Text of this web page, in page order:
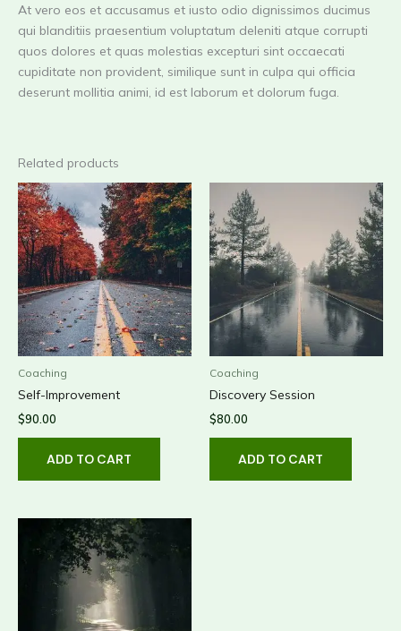
At vero eos et accusamus et iusto odio dignissimos ducimus
qui blanditiis praesentium voluptatum deleniti atque corrupti
quos dolores et quas molestias excepturi sint occaecati
cupiditate non provident, similique sunt in culpa qui officia
deserunt mollitia animi, id est laborum et dolorum fuga.
Related products
Coaching
Self-Improvement
$90.00
ADD TO CART
Coaching
Discovery Session
$80.00
ADD TO CART